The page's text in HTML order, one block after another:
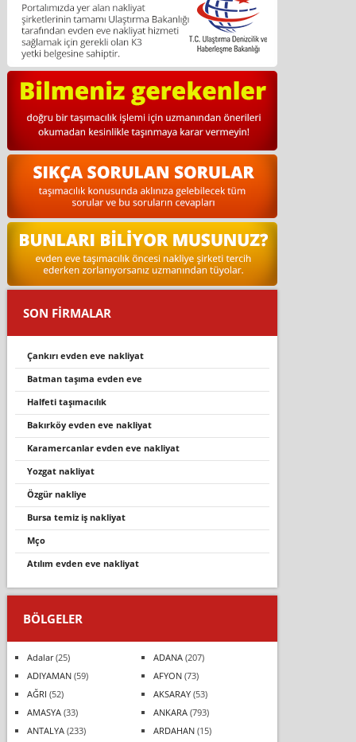
SON FİRMALAR
çankırı evden eve nakliyat
batman taşıma evden eve
halfeti̇ taşimacilik
bakırköy evden eve nakliyat
karamercanlar evden eve nakliyat
yozgat nakliyat
özgür nakliye
bursa temiz iş nakliyat
mço
atılım evden eve nakliyat
BÖLGELER
Adalar(25) ADANA(207)
ADIYAMAN(59) AFYON(73)
AĞRI (52) AKSARAY(53)
AMASYA(33) ANKARA(793)
ANTALYA(233) ARDAHAN(15)